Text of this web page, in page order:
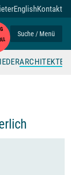
Suche / Menü
EnglishKontakt